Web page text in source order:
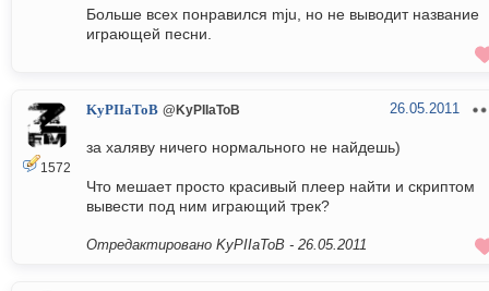
Больше всех понравился mju, но не выводит название
играющей песни.
1572
KyPIIaToB @KyPIIaToB 26.05.2011
за халяву ничего нормального не найдешь)
Что мешает просто красивый плеер найти и скриптом
вывести под ним играющий трек?
Отредактировано KyPIIaToB - 26.05.2011